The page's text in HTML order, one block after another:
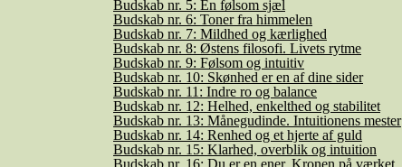
Budskab nr. 5: En følsom sjæl
Budskab nr. 6: Toner fra himmelen
Budskab nr. 7: Mildhed og kærlighed
Budskab nr. 8: Østens filosofi. Livets rytme
Budskab nr. 9: Følsom og intuitiv
Budskab nr. 10: Skønhed er en af dine sider
Budskab nr. 11: Indre ro og balance
Budskab nr. 12: Helhed, enkelthed og stabilitet
Budskab nr. 13: Månegudinde. Intuitionens mester
Budskab nr. 14: Renhed og et hjerte af guld
Budskab nr. 15: Klarhed, overblik og intuition
Budskab nr. 16: Du er en ener. Kronen på værket